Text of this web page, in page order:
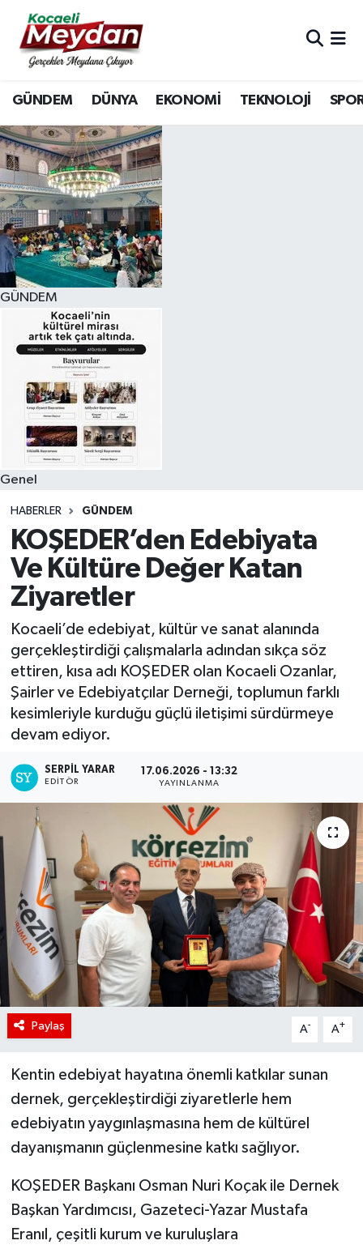
GÜNDEM DÜNYA EKONOMİ TEKNOLOJİ
GÜNDEM
Genel
HABERLER GÜNDEM
KOŞEDER’den Edebiyata
Ve Kültüre Değer Katan
Ziyaretler
Kocaeli’de edebiyat, kültür ve sanat alanında
gerçekleştirdiği çalışmalarla adından sıkça söz
ettiren, kısa adı KOŞEDER olan Kocaeli Ozanlar,
Şairler ve Edebiyatçılar Derneği, toplumun farklı
kesimleriyle kurduğu güçlü iletişimi sürdürmeye
devam ediyor.
SERPİL YARAR
EDITÖR
17.06.2026 - 13:32
YAYINLANMA
Paylaş A- A+
Kentin edebiyat hayatına önemli katkılar sunan
dernek, gerçekleştirdiği ziyaretlerle hem
edebiyatın yaygınlaşmasına hem de kültürel
dayanışmanın güçlenmesine katkı sağlıyor.
KOŞEDER Başkanı Osman Nuri Koçak ile Dernek
Başkan Yardımcısı, Gazeteci-Yazar Mustafa
Eranıl, çeşitli kurum ve kuruluşlara
Nöbetçi Eczaneler
Hava Durumu
Trafik Durumu
Süper Lig Puan Durumu ve Fikstür
Tüm Manşetler
Son Dakika Haberleri
Haber Arşivi